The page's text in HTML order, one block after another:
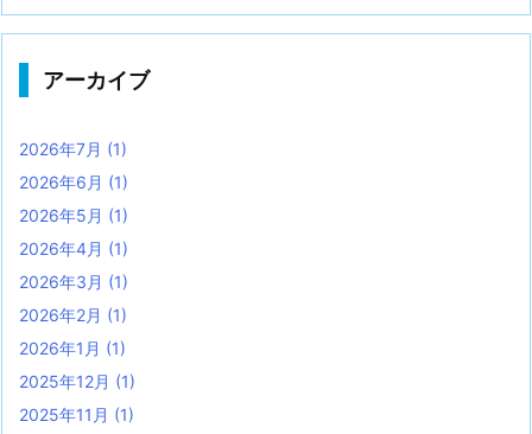
アーカイブ
2026年7月 (1)
2026年6月 (1)
2026年5月 (1)
2026年4月 (1)
2026年3月 (1)
2026年2月 (1)
2026年1月 (1)
2025年12月 (1)
2025年11月 (1)